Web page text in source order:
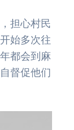
担心村民
始多次往
都会到麻
督促他们